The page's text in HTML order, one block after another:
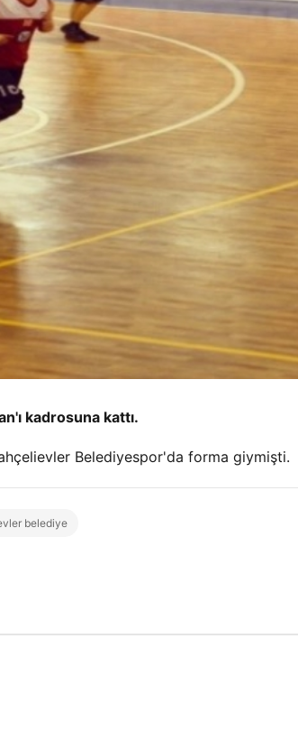
kadrosuna kattı.
Belediyespor'da forma giymişti.
belediye